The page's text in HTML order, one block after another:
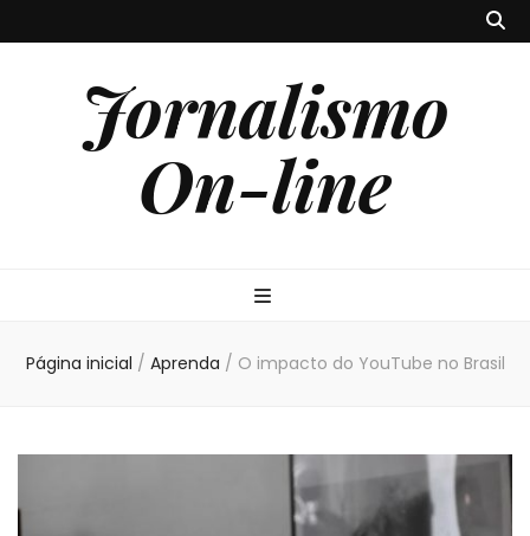
Jornalismo
On-line
Página inicial / Aprenda / O impacto do YouTube no Brasil